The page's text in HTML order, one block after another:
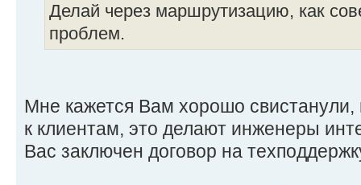
Делай через маршрутизацию, как
проблем.
Мне кажется Вам хорошо
к клиентам, это делают инженеры
Вас заключен договор на